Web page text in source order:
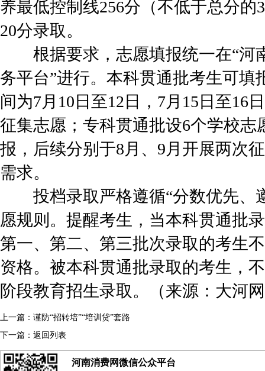
养最低控制线256分（不低于总分
20分录取。
根据要求，志愿填报统一在“河
务平台”进行。本科贯通批考生可填
间为7月10日至12日，7月15日至16
征集志愿；专科贯通批设6个学校志
报，后续分别于8月、9月开展两次
需求。
投档录取严格遵循“分数优先、
愿规则。提醒考生，当本科贯通批
第一、第二、第三批次录取的考生
资格。被本科贯通批录取的考生，
阶段教育招生录取。（来源：大河
上一篇： 谨防“招转培”“培训贷”套路
下一篇： 返回列表
河南消费网微信公众平台